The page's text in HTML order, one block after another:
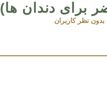
برای دندان ها)
بدون نظر کاربران